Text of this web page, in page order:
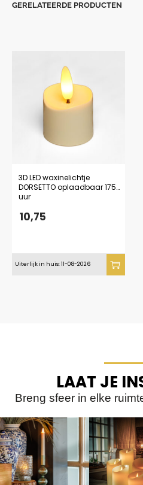
GERELATEERDE PRODUCTEN
3D LED waxinelichtje
DORSETTO oplaadbaar 175
uur
10,75
Uiterlijk in huis: 11-08-2026
LAAT JE
Breng sfeer in elke